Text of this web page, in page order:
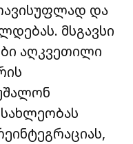
და
მსგავსი
აღკვეთილი